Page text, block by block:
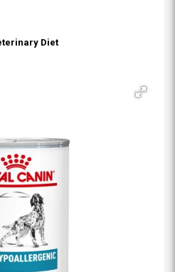
Diet